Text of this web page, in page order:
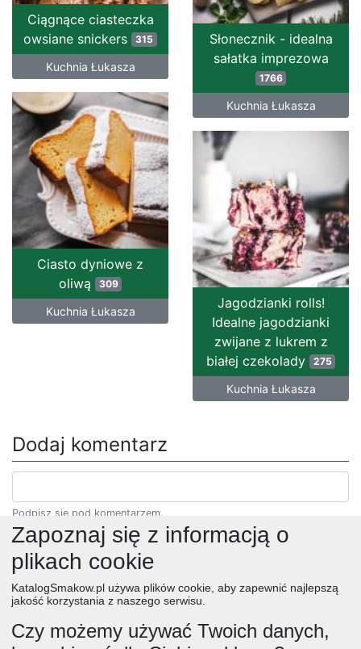
Ciągnące ciasteczka
owsiane snickers 315
Kuchnia Łukasza
Słonecznik - idealna
sałatka imprezowa
1766
Kuchnia Łukasza
Ciasto dyniowe z
oliwą
309
Kuchnia Łukasza
Jagodzianki rolls!
Idealne jagodzianki
zwijane z lukrem z
białej czekolady
275
Kuchnia Łukasza
Dodaj komentarz
Podpisz się pod komentarzem.
Zapoznaj się z informacją o
plikach cookie
KatalogSmakow.pl używa plików cookie, aby zapewnić najlepszą
jakość korzystania z naszego serwisu.
Czy możemy używać Twoich danych,